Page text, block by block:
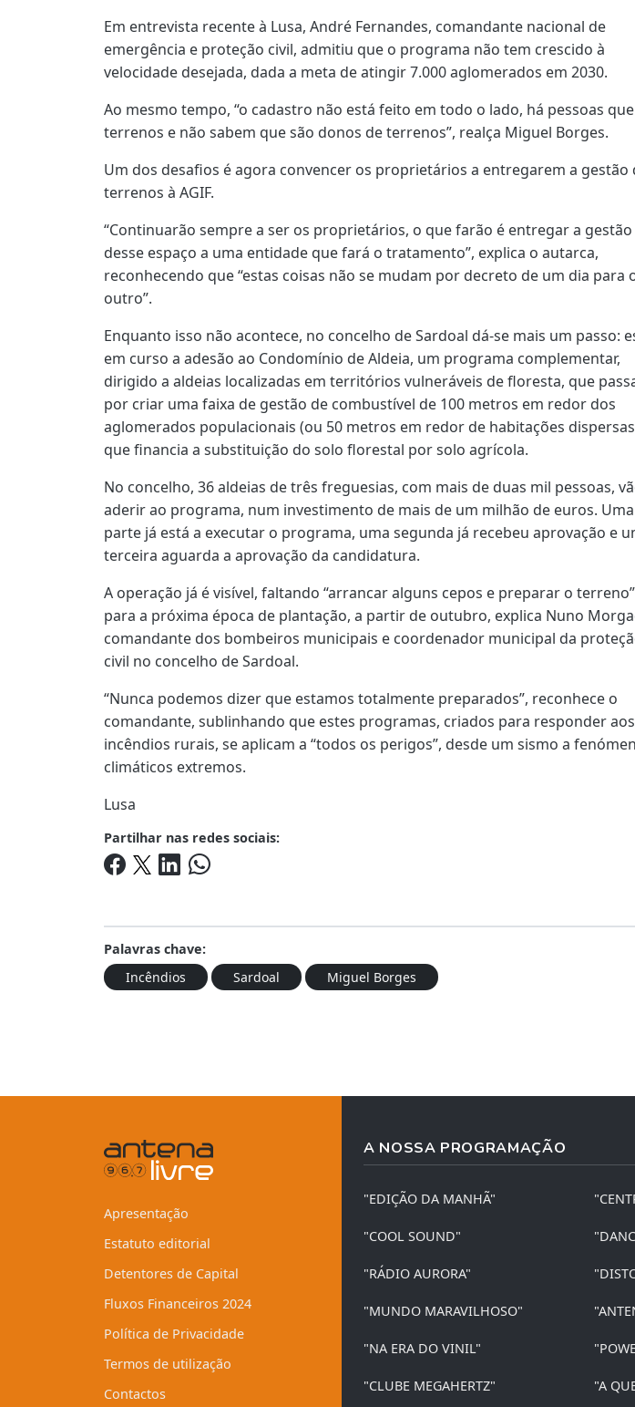
Em entrevista recente à Lusa, André Fernandes, comandante nacional de
emergência e proteção civil, admitiu que o programa não tem crescido à
velocidade desejada, dada a meta de atingir 7.000 aglomerados em 2030.
Ao mesmo tempo, “o cadastro não está feito em todo o lado, há pessoas
terrenos e não sabem que são donos de terrenos”, realça Miguel Borges.
Um dos desafios é agora convencer os proprietários a entregarem a gestão
terrenos à AGIF.
“Continuarão sempre a ser os proprietários, o que farão é entregar a gestão
desse espaço a uma entidade que fará o tratamento”, explica o autarca,
reconhecendo que “estas coisas não se mudam por decreto de um dia para
outro”.
Enquanto isso não acontece, no concelho de Sardoal dá-se mais um passo:
em curso a adesão ao Condomínio de Aldeia, um programa complementar,
dirigido a aldeias localizadas em territórios vulneráveis de floresta, que
por criar uma faixa de gestão de combustível de 100 metros em redor dos
aglomerados populacionais (ou 50 metros em redor de habitações
que financia a substituição do solo florestal por solo agrícola.
No concelho, 36 aldeias de três freguesias, com mais de duas mil pessoas,
aderir ao programa, num investimento de mais de um milhão de euros. Uma
parte já está a executar o programa, uma segunda já recebeu aprovação e
terceira aguarda a aprovação da candidatura.
A operação já é visível, faltando “arrancar alguns cepos e preparar o terreno”
para a próxima época de plantação, a partir de outubro, explica Nuno
comandante dos bombeiros municipais e coordenador municipal da
civil no concelho de Sardoal.
“Nunca podemos dizer que estamos totalmente preparados”, reconhece o
comandante, sublinhando que estes programas, criados para responder aos
incêndios rurais, se aplicam a “todos os perigos”, desde um sismo a
climáticos extremos.
Lusa
Partilhar nas redes sociais:
Palavras chave:
Incêndios
Sardoal Miguel Borges
Apresentação
Estatuto editorial
Detentores de Capital
Fluxos Financeiros 2024
Política de Privacidade
Termos de utilização
Contactos
A NOSSA PROGRAMAÇÃO
"EDIÇÃO DA MANHÃ"
"COOL SOUND"
"RÁDIO AURORA"
"MUNDO MARAVILHOSO"
"NA ERA DO VINIL"
"CLUBE MEGAHERTZ" "A